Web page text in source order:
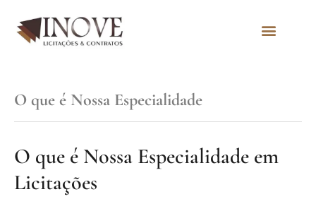
O que é Nossa Especialidade
O que é Nossa Especialidade em
Licitações